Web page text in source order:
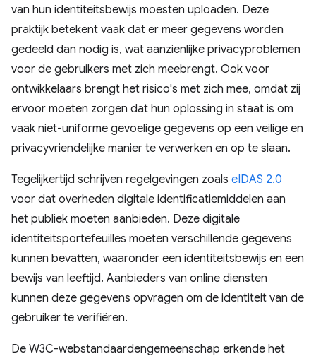
van hun identiteitsbewijs moesten uploaden. Deze
praktijk betekent vaak dat er meer gegevens worden
gedeeld dan nodig is, wat aanzienlijke privacyproblemen
voor de gebruikers met zich meebrengt. Ook voor
ontwikkelaars brengt het risico's met zich mee, omdat zij
ervoor moeten zorgen dat hun oplossing in staat is om
vaak niet-uniforme gevoelige gegevens op een veilige en
privacyvriendelijke manier te verwerken en op te slaan.
Tegelijkertijd schrijven regelgevingen zoals eIDAS 2.0
voor dat overheden digitale identificatiemiddelen aan
het publiek moeten aanbieden. Deze digitale
identiteitsportefeuilles moeten verschillende gegevens
kunnen bevatten, waaronder een identiteitsbewijs en een
bewijs van leeftijd. Aanbieders van online diensten
kunnen deze gegevens opvragen om de identiteit van de
gebruiker te verifiëren.
De W3C-webstandaardengemeenschap erkende het